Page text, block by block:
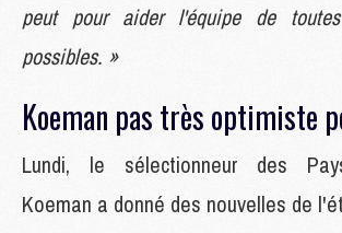
peut pour aider l'équipe de
possibles. »
Koeman pas très optimiste
Lundi, le sélectionneur des
Koeman a donné des nouvelles de